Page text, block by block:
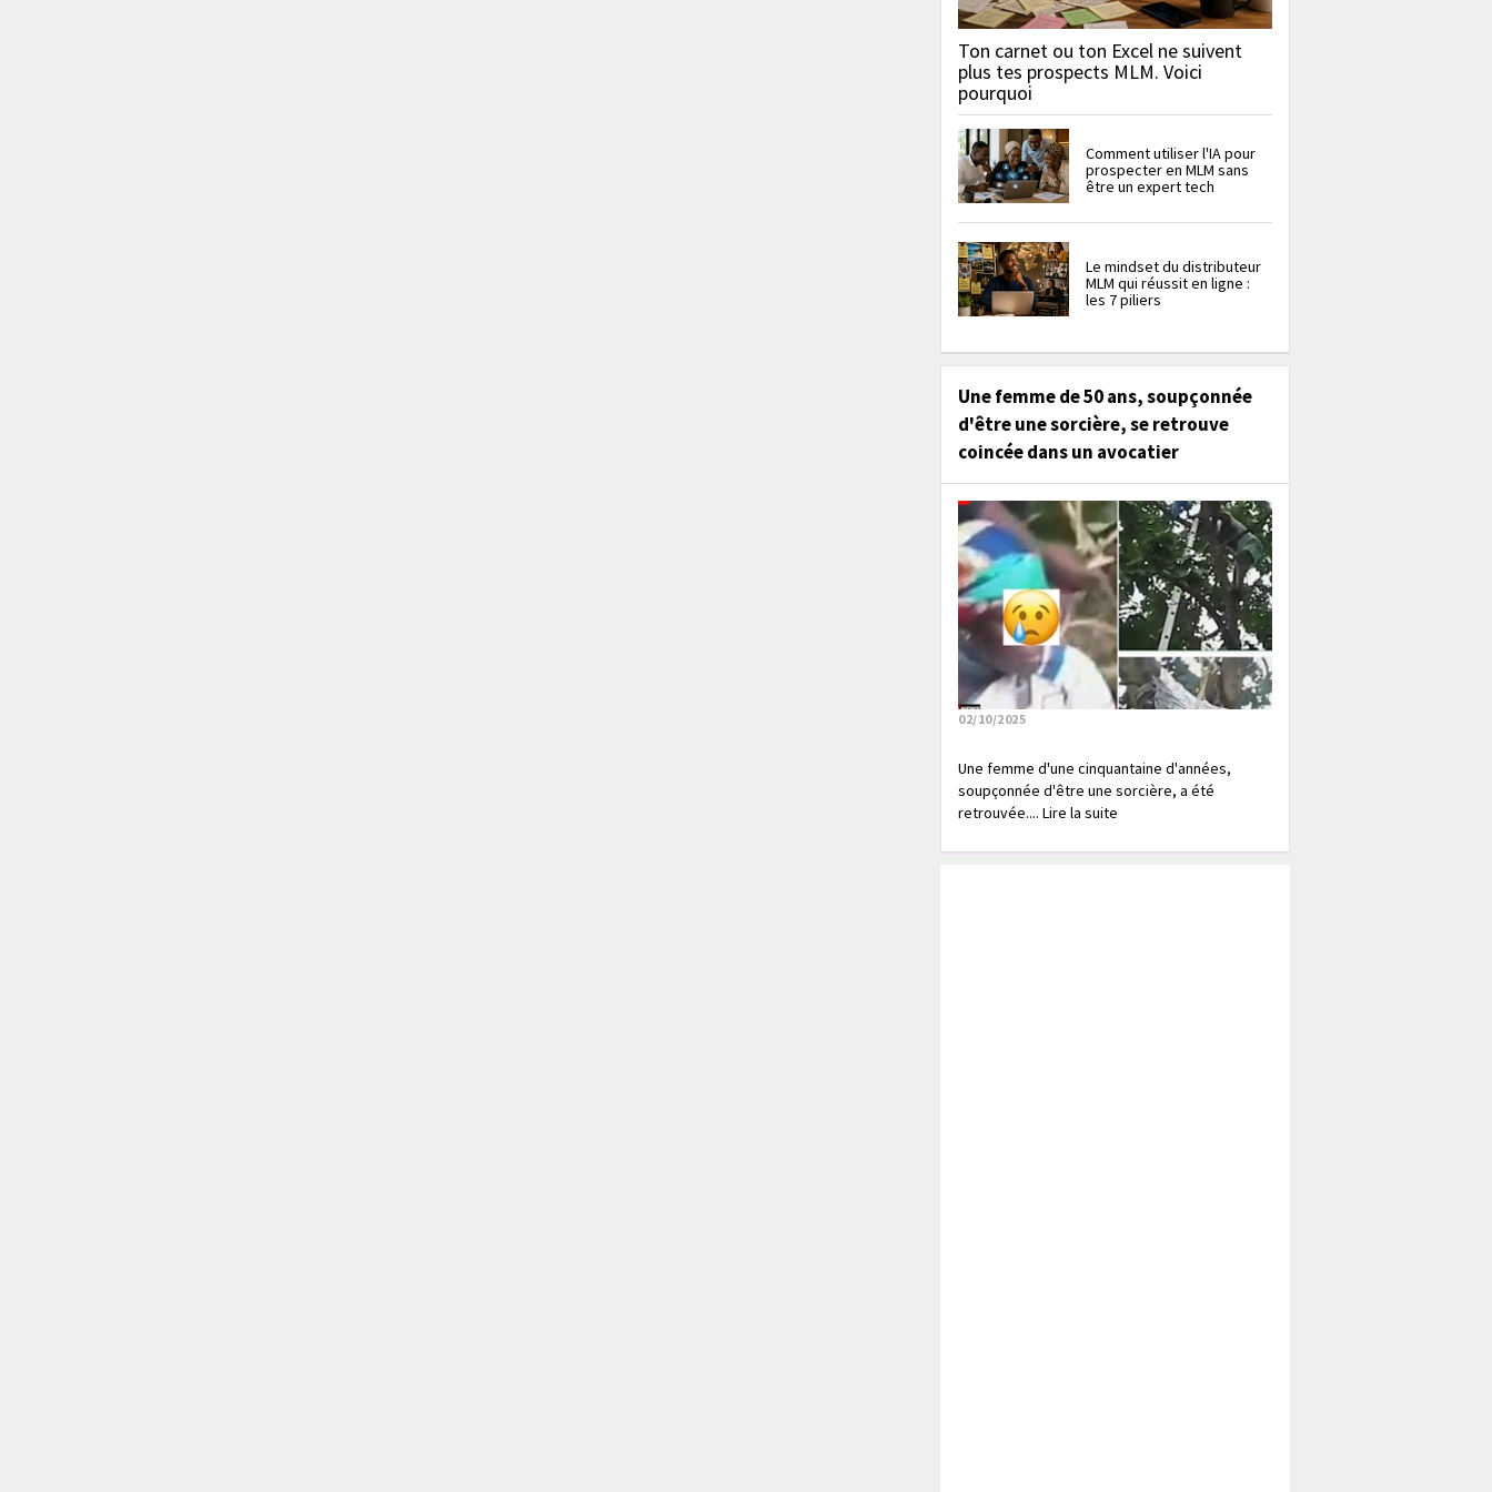
Ton carnet ou ton Excel ne suivent
plus tes prospects MLM. Voici
pourquoi
Comment utiliser l'IA pour
prospecter en MLM sans
être un expert tech
Le mindset du distributeur
MLM qui réussit en ligne :
les 7 piliers
Une femme de 50 ans, soupçonnée
d'être une sorcière, se retrouve
coincée dans un avocatier
02/10/2025
Une femme d'une cinquantaine d'années,
soupçonnée d'être une sorcière, a été
retrouvée.... Lire la suite